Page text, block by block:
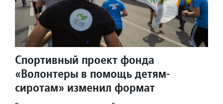
Спортивный проект фонда
«Волонтеры в помощь детям-
сиротам» изменил формат